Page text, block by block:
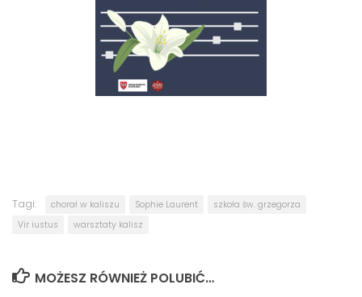
Tagi: chorał w kaliszu Sophie Laurent
szkoła św. grzegorza
Vir iustus
warsztaty kalisz
MOŻESZ RÓWNIEŻ POLUBIĆ…